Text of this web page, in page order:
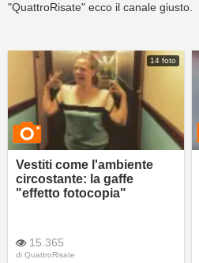
"QuattroRisate" ecco il canale giusto.
14 foto
Vestiti come l'ambiente
circostante: la gaffe
"effetto fotocopia"
15.365
di QuattroRisate